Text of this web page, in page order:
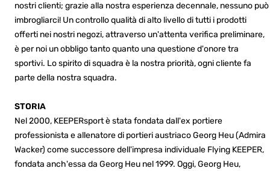
nostri clienti; grazie alla nostra esperienza decennale, nessuno può
imbrogliarci! Un controllo qualità di alto livello di tutti i prodotti
offerti nei nostri negozi, attraverso un'attenta verifica preliminare,
è per noi un obbligo tanto quanto una questione d'onore tra
sportivi. Lo spirito di squadra è la nostra priorità, ogni cliente fa
parte della nostra squadra.
STORIA
Nel 2000, KEEPERsport è stata fondata dall'ex portiere
professionista e allenatore di portieri austriaco Georg Heu (Admira
Wacker) come successore dell'impresa individuale Flying KEEPER,
fondata anch'essa da Georg Heu nel 1999. Oggi, Georg Heu,